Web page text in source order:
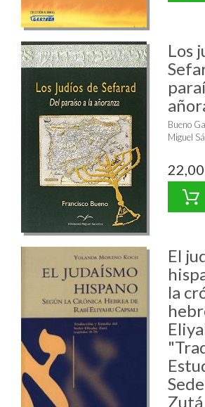
Los
Bueno
Miguel
El
la